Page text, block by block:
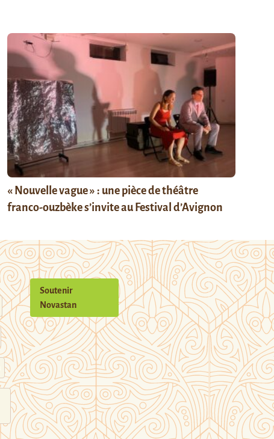
« Nouvelle vague » : une pièce de théâtre
franco-ouzbèke s’invite au Festival d’Avignon
Soutenir
Novastan